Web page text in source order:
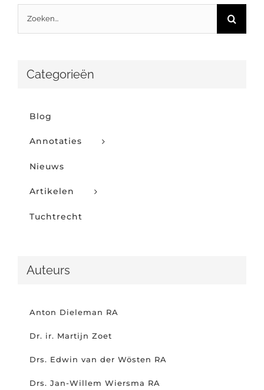
Categorieën
Blog
Annotaties
Nieuws
Artikelen
Tuchtrecht
Auteurs
Anton Dieleman RA
Dr. ir. Martijn Zoet
Drs. Edwin van der Wösten RA
Drs. Jan-Willem Wiersma RA